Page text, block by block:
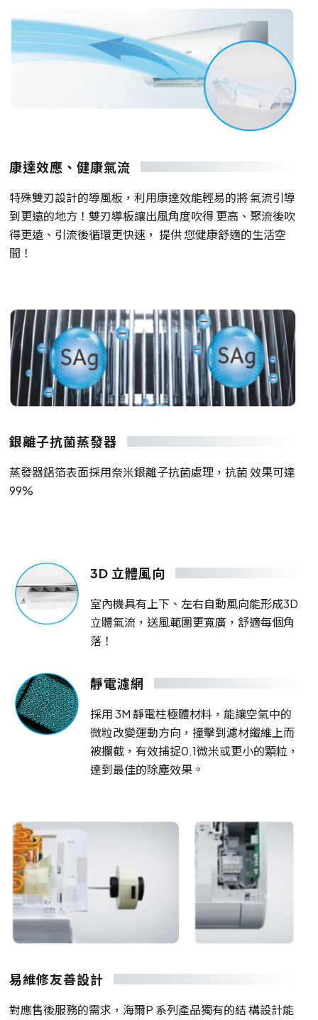
康達效應、健康氣流
特殊雙刃設計的導風板，利用康達效能輕易的將 氣流引導
到更遠的地方！雙刃導板讓出風角度吹得 更高、聚流後吹
得更遠、引流後循環更快速， 提供 您健康舒適的生活空
間！
銀離子抗菌蒸發器
蒸發器鋁箔表面採用奈米銀離子抗菌處理，抗菌 效果可達
99%
3D 立體風向
室內機具有上下、左右自動風向能形成3D
立體氣流，送風範圍更寬廣，舒適每個角
落！
靜電濾網
採用 3M 靜電柱極體材料，能讓空氣中的
微粒改變運動方向，撞擊到濾材纖維上而
被攔截，有效捕捉0.1微米或更小的顆粒，
達到最佳的除塵效果。
易維修友善設計
對應售後服務的需求，海爾P 系列產品獨有的結 構設計能